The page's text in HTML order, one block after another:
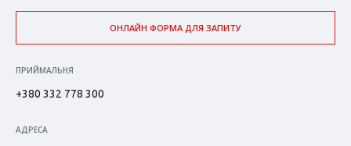
ОНЛАЙН ФОРМА ДЛЯ ЗАПИТУ
ПРИЙМАЛЬНЯ
+380 332 778 300
АДРЕСА